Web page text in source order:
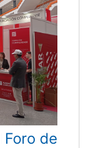
Foro de